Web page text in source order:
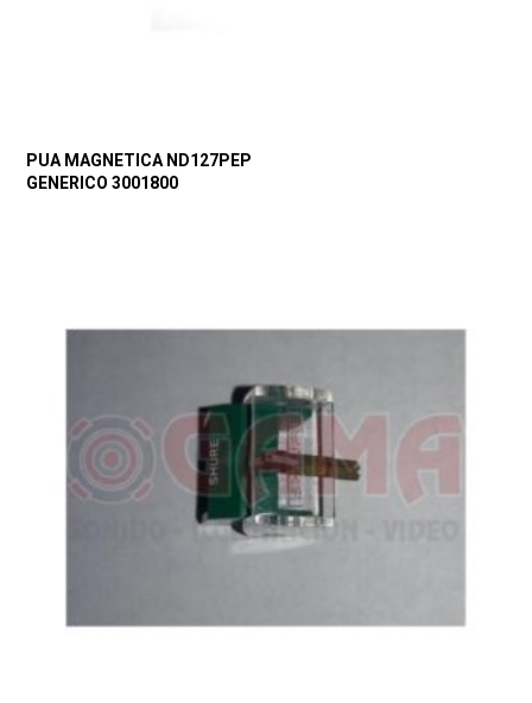
PUA MAGNETICA ND127PEP
GENERICO 3001800